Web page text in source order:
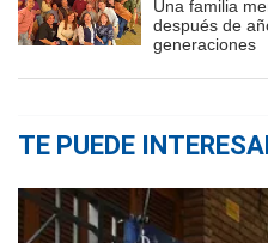
Una familia
después de
generaciones
TE PUEDE